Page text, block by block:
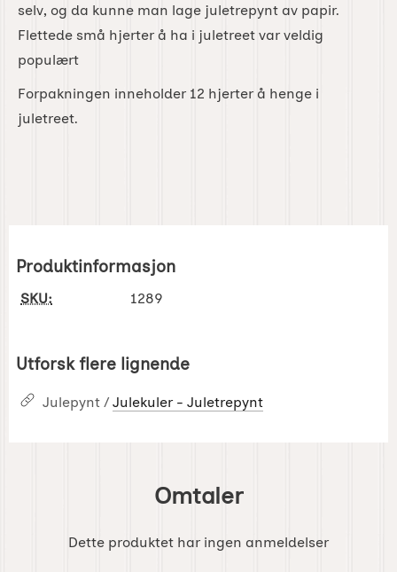
selv, og da kunne man lage juletrepynt av papir.
Flettede små hjerter å ha i juletreet var veldig
populært
Forpakningen inneholder 12 hjerter å henge i
juletreet.
Produktinformasjon
SKU: 1289
Utforsk flere lignende
Julepynt / Julekuler - Juletrepynt
Omtaler
Dette produktet har ingen anmeldelser